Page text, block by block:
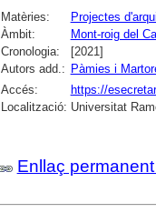
Matèries: Projectes
Àmbit:
Mont-roig del
Cronologia:
[2021]
Autors add.: Pàmies i
Accés:
https://
Localització: Universitat
Enllaç